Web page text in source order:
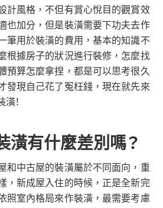
計風格，不但有賞心悅目的觀賞效
也加分，但是裝潢需要下功夫去作
筆用於裝潢的費用，基本的知識不
根據房子的狀況進行裝修，怎麼找
預算怎麼拿捏，都是可以思考很久
發現自己花了冤枉錢，現在就先來
！
潢有什麼差別嗎？
和中古屋的裝潢屬於不同面向，重
，新成屋入住的時候，正是全新完
照室內格局來作裝潢，最需要考慮